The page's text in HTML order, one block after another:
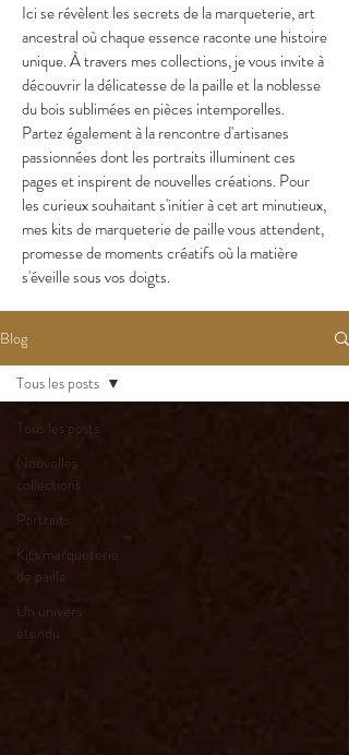
Ici se révèlent les secrets de la marqueterie, art
ancestral où chaque essence raconte une histoire
unique. À travers mes collections, je vous invite à
découvrir la délicatesse de la paille et la noblesse
du bois sublimées en pièces intemporelles.
Partez également à la rencontre d'artisanes
passionnées dont les portraits illuminent ces
pages et inspirent de nouvelles créations. Pour
les curieux souhaitant s'initier à cet art minutieux,
mes kits de marqueterie de paille vous attendent,
promesse de moments créatifs où la matière
s'éveille sous vos doigts.
Blog
Tous les posts
Nouvelles
collections
Portraits
Kits marqueterie
de paille
Un univers
étendu
Tous les posts